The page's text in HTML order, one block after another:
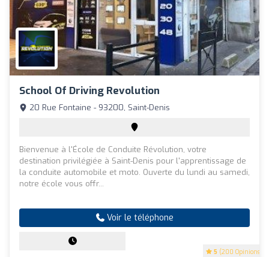
School Of Driving Revolution
5 (200 Opinions)
20 Rue Fontaine - 93200, Saint-Denis
Bienvenue à l'École de Conduite Révolution, votre
destination privilégiée à Saint-Denis pour l'apprentissage de
la conduite automobile et moto. Ouverte du lundi au samedi,
notre école vous offr...
Voir le téléphone